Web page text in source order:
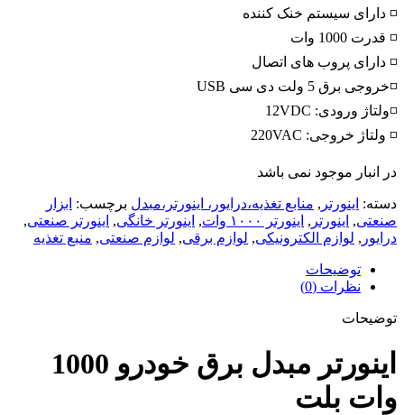
◽ دارای سیستم خنک کننده
◽ قدرت 1000 وات
◽ دارای پروب های اتصال
◽خروجی برق 5 ولت دی سی USB
◽ولتاژ ورودی: 12VDC
◽ ولتاژ خروجی: 220VAC
در انبار موجود نمی باشد
دسته: اینورتر , منابع تغذیه،درایور، اینورتر،مبدل برچسب: ابزار
صنعتی, اینورتر , اینورتر ۱۰۰۰ وات , اینورتر خانگی, اینورتر صنعتی,
درایور , لوازم الکترونیکی, لوازم برقی, لوازم صنعتی, منبع تغذیه
توضیحات
نظرات (0)
توضیحات
اینورتر مبدل برق خودرو 1000
وات بلت